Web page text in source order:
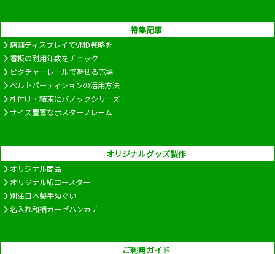
特集記事
店舗ディスプレイでVMD戦略を
看板の耐用年数をチェック
ピクチャーレールで魅せる売場
ベルトパーティションの活用方法
札付け・結束にバノックシリーズ
サイズ豊富なポスターフレーム
オリジナルグッズ製作
オリジナル商品
オリジナル紙コースター
別注日本製手ぬぐい
名入れ和柄ガーゼハンカチ
ご利用ガイド